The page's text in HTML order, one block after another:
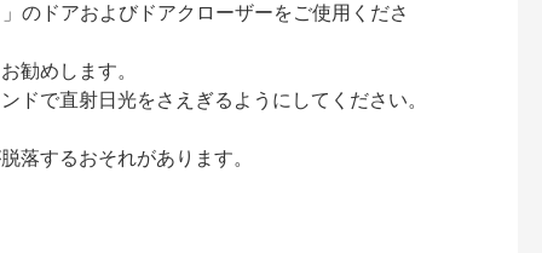
のドアおよびドアクローザーをご使用くださ
勧めします。
で直射日光をさえぎるようにしてください。
落するおそれがあります。